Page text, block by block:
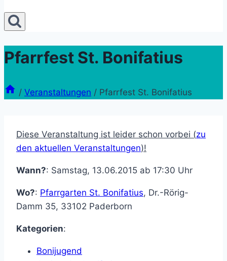
Pfarrfest St. Bonifatius
/ Veranstaltungen / Pfarrfest St. Bonifatius
Diese Veranstaltung ist leider schon vorbei (zu
den aktuellen Veranstaltungen)!
Wann?: Samstag, 13.06.2015 ab 17:30 Uhr
Wo?: Pfarrgarten St. Bonifatius, Dr.-Rörig-
Damm 35, 33102 Paderborn
Kategorien:
Bonijugend